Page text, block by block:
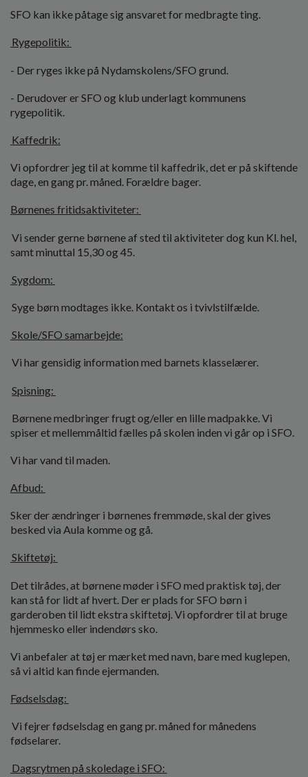
SFO kan ikke påtage sig ansvaret for medbragte ting.
Rygepolitik:
- Der ryges ikke på Nydamskolens/SFO grund.
- Derudover er SFO og klub underlagt kommunens
rygepolitik.
Kaffedrik:
Vi opfordrer jeg til at komme til kaffedrik, det er på skiftende
dage, en gang pr. måned. Forældre bager.
Børnenes fritidsaktiviteter:
Vi sender gerne børnene af sted til aktiviteter dog kun Kl. hel,
samt minuttal 15,30 og 45.
Sygdom:
Syge børn modtages ikke. Kontakt os i tvivlstilfælde.
Skole/SFO samarbejde:
Vi har gensidig information med barnets klasselærer.
Spisning:
Børnene medbringer frugt og/eller en lille madpakke. Vi
spiser et mellemmåltid fælles på skolen inden vi går op i SFO.
Vi har vand til maden.
Afbud:
Sker der ændringer i børnenes fremmøde, skal der gives
besked via Aula komme og gå.
Skiftetøj:
Det tilrådes, at børnene møder i SFO med praktisk tøj, der
kan stå for lidt af hvert. Der er plads for SFO børn i
garderoben til lidt ekstra skiftetøj. Vi opfordrer til at bruge
hjemmesko eller indendørs sko.
Vi anbefaler at tøj er mærket med navn, bare med kuglepen,
så vi altid kan finde ejermanden.
Fødselsdag:
Vi fejrer fødselsdag en gang pr. måned for månedens
fødselarer.
Dagsrytmen på skoledage i SFO: